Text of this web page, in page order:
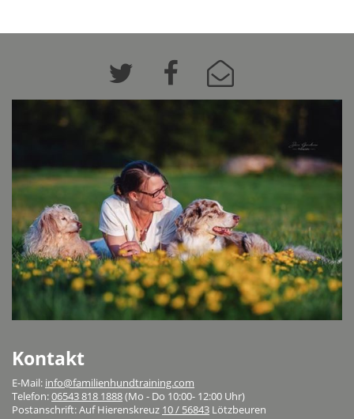
Kontakt
E-Mail: info@familienhundtraining.com
Telefon:06543 818 1888(Mo - Do 10:00- 12:00 Uhr)
Postanschrift: Auf Hierenskreuz 10 / 56843 Lötzbeuren